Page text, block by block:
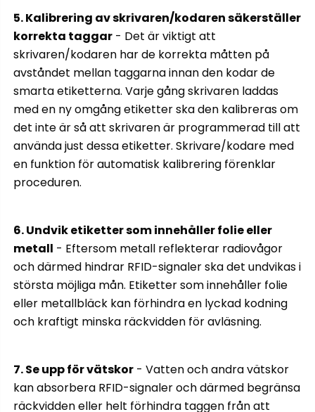
5. Kalibrering av skrivaren/kodaren säkerställer
korrekta taggar - Det är viktigt att
skrivaren/kodaren har de korrekta måtten på
avståndet mellan taggarna innan den kodar de
smarta etiketterna. Varje gång skrivaren laddas
med en ny omgång etiketter ska den kalibreras om
det inte är så att skrivaren är programmerad till att
använda just dessa etiketter. Skrivare/kodare med
en funktion för automatisk kalibrering förenklar
proceduren.
6. Undvik etiketter som innehåller folie eller
metall - Eftersom metall reflekterar radiovågor
och därmed hindrar RFID-signaler ska det undvikas i
största möjliga mån. Etiketter som innehåller folie
eller metallbläck kan förhindra en lyckad kodning
och kraftigt minska räckvidden för avläsning.
7. Se upp för vätskor - Vatten och andra vätskor
kan absorbera RFID-signaler och därmed begränsa
räckvidden eller helt förhindra taggen från att